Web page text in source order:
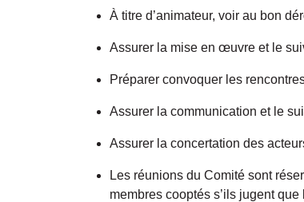
À titre d’animateur, voir au bon
Assurer la mise en œuvre et le
Préparer convoquer les
Assurer la communication et le
Assurer la concertation des
Les réunions du Comité sont
membres cooptés s’ils jugent